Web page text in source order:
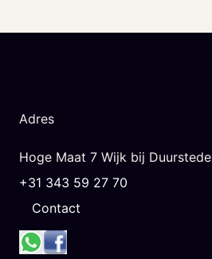
Adres
Hoge Maat 7 Wijk bij Duurstede
+31 343 59 27 70
Contact